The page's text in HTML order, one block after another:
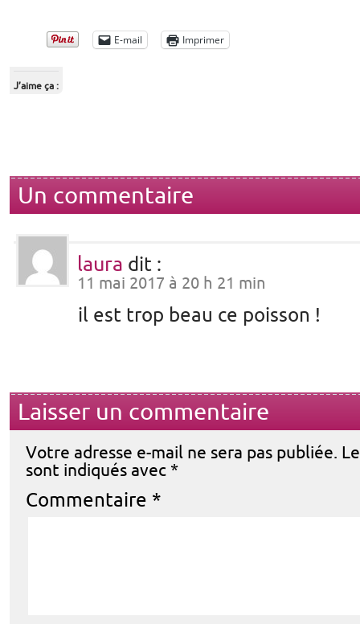
E-mail Imprimer
J’aime ça :
Un commentaire
laura dit :
11 mai 2017 à 20 h 21 min
il est trop beau ce poisson !
Laisser un commentaire
Votre adresse e-mail ne sera pas publiée.
sont indiqués avec *
Commentaire *